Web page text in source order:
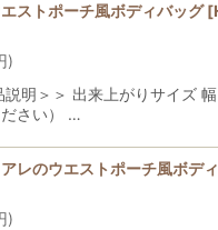
ストポーチ風ボディバッグ [
)
＞＞ 出来上がりサイズ 幅
ださい） …
レのウエストポーチ風ボデ
)